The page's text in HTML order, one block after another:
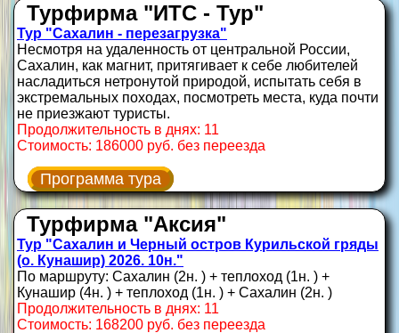
Турфирма "ИТС - Тур"
Тур "Сахалин - перезагрузка"
Несмотря на удаленность от центральной России,
Сахалин, как магнит, притягивает к себе любителей
насладиться нетронутой природой, испытать себя в
экстремальных походах, посмотреть места, куда почти
не приезжают туристы.
Продолжительность в днях: 11
Стоимость: 186000 руб. без переезда
Программа тура
Турфирма "Аксия"
Тур "Сахалин и Черный остров Курильской гряды
(о. Кунашир) 2026. 10н."
По маршруту: Сахалин (2н. ) + теплоход (1н. ) +
Кунашир (4н. ) + теплоход (1н. ) + Сахалин (2н. )
Продолжительность в днях: 11
Стоимость: 168200 руб. без переезда